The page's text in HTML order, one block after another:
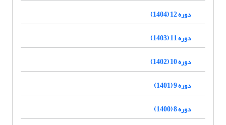
دوره 12 (1404)
دوره 11 (1403)
دوره 10 (1402)
دوره 9 (1401)
دوره 8 (1400)